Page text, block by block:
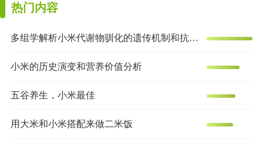
热门内容
多组学解析小米代谢物驯化的遗传机制和抗炎效果
小米的历史演变和营养价值分析
五谷养生，小米最佳
用大米和小米搭配来做二米饭